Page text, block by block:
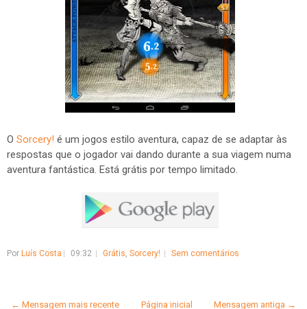
O Sorcery! é um jogos estilo aventura, capaz de se adaptar às
respostas que o jogador vai dando durante a sua viagem numa
aventura fantástica. Está grátis por tempo limitado.
Por Luís Costa 09:32 Grátis, Sorcery! Sem comentários
← Mensagem mais recente Mensagem antiga →
Página inicial